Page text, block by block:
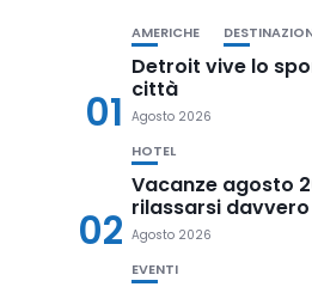
01
AMERICHE
Detroit vive lo
città
Agosto 2026
02
HOTEL
Vacanze agosto
rilassarsi
Agosto 2026
EVENTI